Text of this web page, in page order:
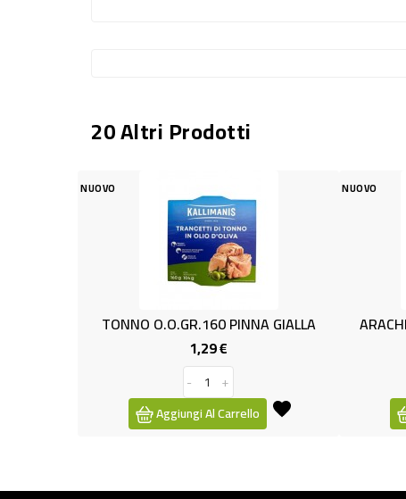
20 Altri Prodotti
PINNA GIALLA
ARACHIDI
Aggiungi Al Carrello